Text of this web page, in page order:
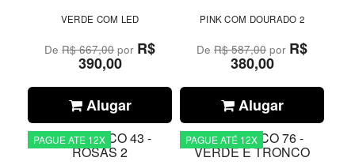
VERDE COM LED
DeR$ 667,00por R$
390,00
Alugar
PINK COM DOURADO 2
DeR$ 587,00 por R$
380,00
Alugar
PAGUE ATE 12X PAGUE ATÉ 12X